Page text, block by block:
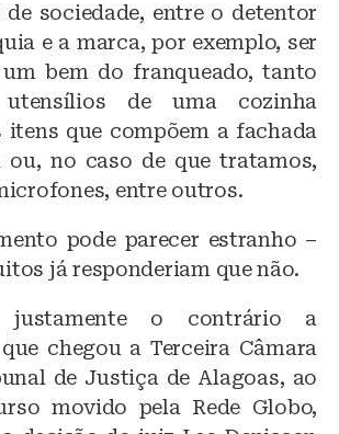
b
at
s
A
p
p
sociedade, entre o detentor
e a marca, por exemplo, ser
bem do franqueado, tanto
de uma cozinha
que compõem a fachada
no caso de que tratamos,
entre outros.
pode parecer estranho –
já responderiam que não.
justamente o contrário a
chegou a Terceira Câmara
de Justiça de Alagoas, ao
movido pela Rede Globo,